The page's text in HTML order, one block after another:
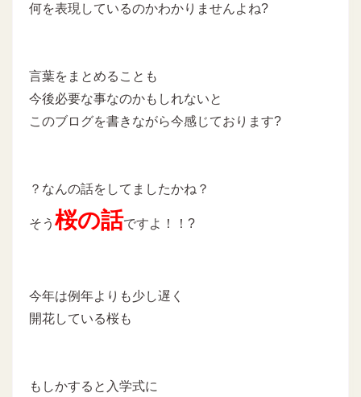
何を表現しているのかわかりませんよね?
言葉をまとめることも
今後必要な事なのかもしれないと
このブログを書きながら今感じております?
？なんの話をしてましたかね？
そう 桜の話ですよ！！?
今年は例年よりも少し遅く
開花している桜も
もしかすると入学式に